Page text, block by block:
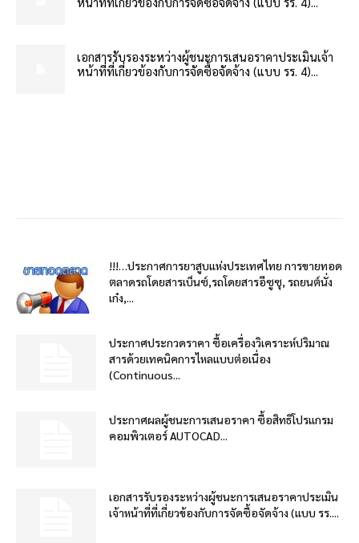
เอกสารรับรองระหว่างผู้ชนะการเสนอราคาประเมินเจ้า
หน้าที่ที่เกี่ยวข้องกับการจัดซื้อจัดจ้าง (แบบ รร. 4)...
!!!…ประกาศการยาสูบแห่งประเทศไทย การขายทอด
ตลาดรถโดยสารเบ็นซ์,รถโดยสารอีซูซุ, รถยนต์นั่ง
เก๋ง,...
ประกาศประกวดราคา ซื้อเครื่องวิเคราะห์ปริมาณ
สารด้วยเทคนิคการไหลแบบต่อเนื่อง
(Continuous...
ประกาศผลผู้ชนะการเสนอราคา ซื้อสิทธิโปรแกรม
คอมพิวเตอร์ AUTOCAD...
เอกสารรับรองระหว่างผู้ชนะการเสนอราคาประเมิน
เจ้าหน้าที่ที่เกี่ยวข้องกับการจัดซื้อจัดจ้าง (แบบ รร....